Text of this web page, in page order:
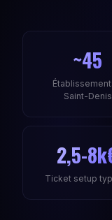
~45
Saint-Denis
2,5-
Ticket setup